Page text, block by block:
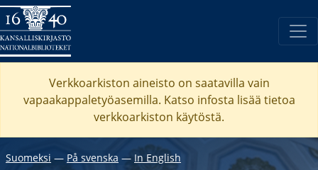
Verkkoarkiston aineisto on saatavilla vain
vapaakappaletyöasemilla. Katso infosta lisää tietoa
verkkoarkiston käytöstä.
Suomeksi ― På svenska ― In English